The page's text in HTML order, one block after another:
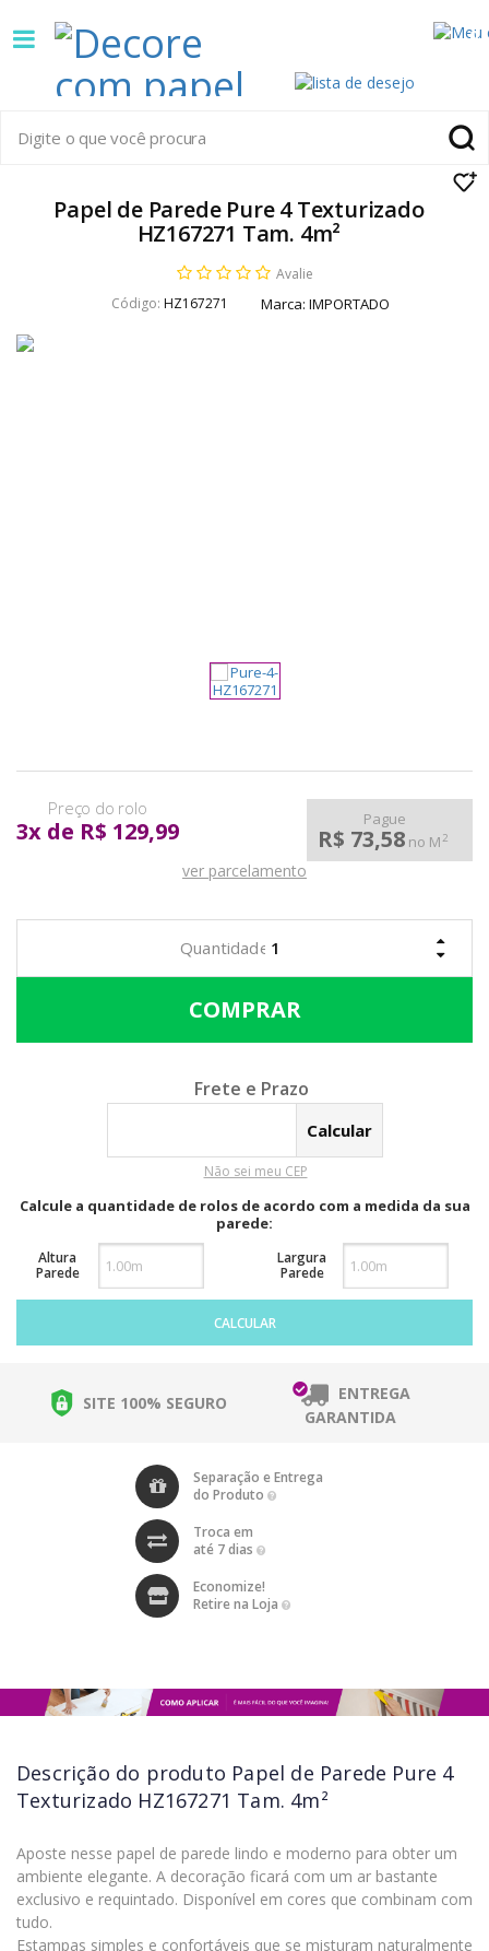
0
Decore
com
papel
pioneira
venda
Papel de Parede Pure 4 Texturizado
HZ167271 Tam. 4m²
Avalie
Código: HZ167271 Marca: IMPORTADO
3x de R$ 129,99 Pague
R$ 73,58 no M2
ver parcelamento
Calcular o Frete
Não sei meu CEP
Calcule a quantidade de rolos de acordo com a medida da sua
parede:
Altura
Parede
Largura
Parede
CALCULAR
SITE 100% SEGURO
ENTREGA
GARANTIDA
Separação e Entrega
do Produto
Troca em
até 7 dias
Economize!
Retire na Loja
Descrição do produto Papel de Parede Pure 4
Texturizado HZ167271 Tam. 4m²
Aposte nesse papel de parede lindo e moderno para obter um
ambiente elegante. A decoração ficará com um ar bastante
exclusivo e requintado. Disponível em cores que combinam com
tudo.
Estampas simples e confortáveis que se misturam naturalmente